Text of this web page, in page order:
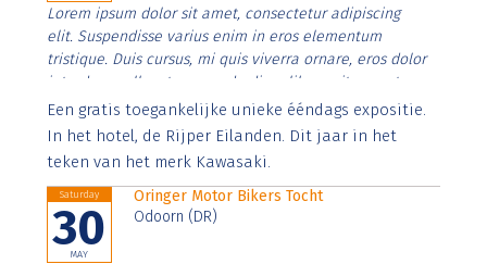
Lorem ipsum dolor sit amet, consectetur adipiscing
elit. Suspendisse varius enim in eros elementum
tristique. Duis cursus, mi quis viverra ornare, eros dolor
interdum nulla, ut commodo diam libero vitae erat.
Aenean faucibus nibh et justo cursus id rutrum lorem
imperdiet. Nunc ut sem vitae risus tristique posuere.
Een gratis toegankelijke unieke ééndags expositie.
In het hotel, de Rijper Eilanden. Dit jaar in het
teken van het merk Kawasaki.
Saturday
30
MAY
Oringer Motor Bikers Tocht
Odoorn (DR)